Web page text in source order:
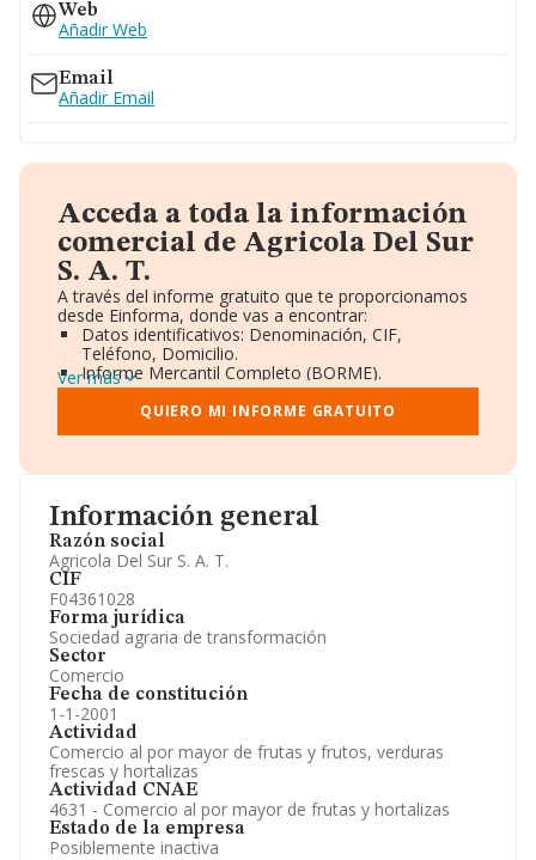
Información general
Razón social
Agricola Del Sur S. A. T.
CIF
F04361028
Forma jurídica
Sociedad agraria de transformación
Sector
Comercio
Fecha de constitución
1-1-2001
Actividad
Comercio al por mayor de frutas y frutos, verduras
frescas y hortalizas
Actividad CNAE
4631 - Comercio al por mayor de frutas y hortalizas
Estado de la empresa
Posiblemente inactiva
Web
Añadir Web
Email
Añadir Email
Acceda a toda la información
comercial de Agricola Del Sur
S. A. T.
A través del informe gratuito que te proporcionamos
desde Einforma, donde vas a encontrar:
Datos identificativos: Denominación, CIF,
Teléfono, Domicilio.
Informe Mercantil Completo (BORME).
Gráficos de Evolución Ventas y Empleados.
Consejo de Administración y Administradores.
Directivos y Ejecutivos.
Información oficial y registral complementaria.
Ver más
QUIERO MI INFORME GRATUITO